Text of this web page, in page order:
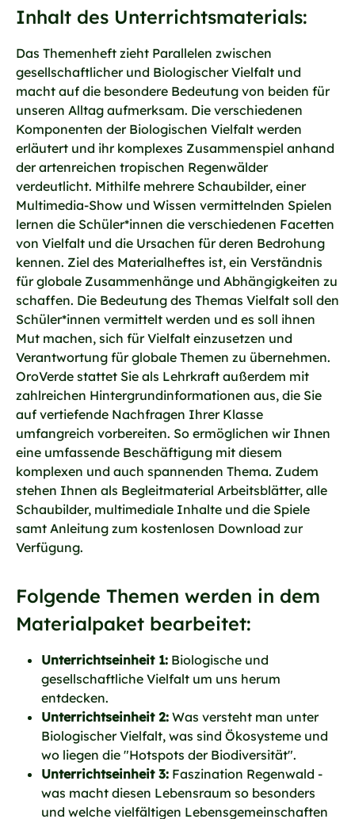
Inhalt des Unterrichtsmaterials:
Das Themenheft zieht Parallelen zwischen
gesellschaftlicher und Biologischer Vielfalt und
macht auf die besondere Bedeutung von beiden für
unseren Alltag aufmerksam. Die verschiedenen
Komponenten der Biologischen Vielfalt werden
erläutert und ihr komplexes Zusammenspiel anhand
der artenreichen tropischen Regenwälder
verdeutlicht. Mithilfe mehrere Schaubilder, einer
Multimedia-Show und Wissen vermittelnden Spielen
lernen die Schüler*innen die verschiedenen Facetten
von Vielfalt und die Ursachen für deren Bedrohung
kennen. Ziel des Materialheftes ist, ein Verständnis
für globale Zusammenhänge und Abhängigkeiten zu
schaffen. Die Bedeutung des Themas Vielfalt soll den
Schüler*innen vermittelt werden und es soll ihnen
Mut machen, sich für Vielfalt einzusetzen und
Verantwortung für globale Themen zu übernehmen.
OroVerde stattet Sie als Lehrkraft außerdem mit
zahlreichen Hintergrundinformationen aus, die Sie
auf vertiefende Nachfragen Ihrer Klasse
umfangreich vorbereiten. So ermöglichen wir Ihnen
eine umfassende Beschäftigung mit diesem
komplexen und auch spannenden Thema. Zudem
stehen Ihnen als Begleitmaterial Arbeitsblätter, alle
Schaubilder, multimediale Inhalte und die Spiele
samt Anleitung zum kostenlosen Download zur
Verfügung.
Folgende Themen werden in dem
Materialpaket bearbeitet:
Unterrichtseinheit 1: Biologische und
gesellschaftliche Vielfalt um uns herum
entdecken.
Unterrichtseinheit 2: Was versteht man unter
Biologischer Vielfalt, was sind Ökosysteme und
wo liegen die "Hotspots der Biodiversität".
Unterrichtseinheit 3: Faszination Regenwald -
was macht diesen Lebensraum so besonders
und welche vielfältigen Lebensgemeinschaften